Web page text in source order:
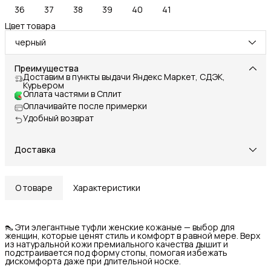
36
37 38 39 40
41
Цвет товара
черный
Преимущества
Доставим в пункты выдачи Яндекс Маркет, СДЭК,
Курьером
Оплата частями в Сплит
Оплачивайте после примерки
Удобный возврат
Доставка
О товаре Характеристики
👠 Эти элегантные туфли женские кожаные — выбор для
женщин, которые ценят стиль и комфорт в равной мере. Верх
из натуральной кожи премиального качества дышит и
подстраивается под форму стопы, помогая избежать
дискомфорта даже при длительной носке.